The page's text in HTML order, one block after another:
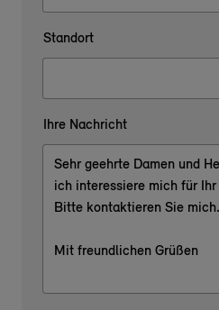
Standort
Ihre Nachricht